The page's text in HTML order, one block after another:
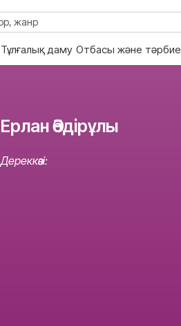
Тұлғалық даму Отбасы және тәрбие
Ерлан Әбдірұлы
Дереккөзі: